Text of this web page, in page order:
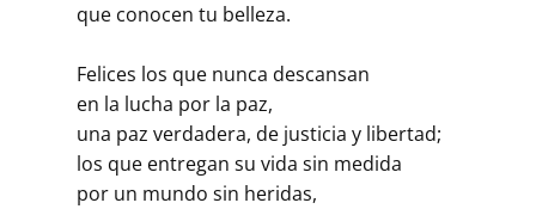
que conocen tu belleza.
Felices los que nunca descansan
en la lucha por la paz,
una paz verdadera, de justicia y libertad;
los que entregan su vida sin medida
por un mundo sin heridas,